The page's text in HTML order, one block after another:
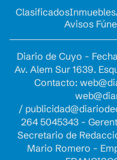
ClasificadosInmuebles
Avisos
Diario de Cuyo -
Av. Alem Sur 1639.
Contacto:
/
264 5045343 -
Secretario de
Mario Romero -